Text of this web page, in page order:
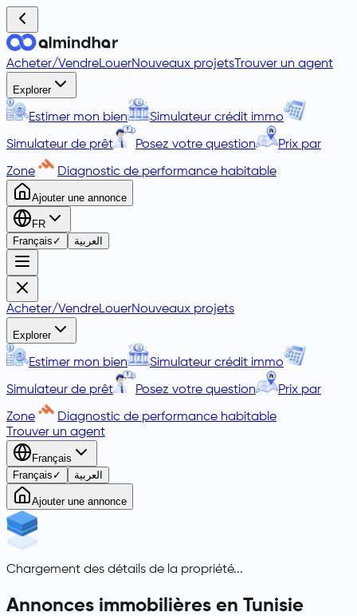
Acheter/VendreLouerNouveaux projets Trouver un agent
Explorer
Estimer mon bien Simulateur crédit immo
Simulateur de prêt Posez votre question Prix par
Zone Diagnostic de performance habitable
Ajouter une annonce
FR
Français ✓ العربية
Acheter/VendreLouerNouveaux projets
Explorer
Estimer mon bien Simulateur crédit immo
Simulateur de prêt Posez votre question Prix par
Zone
Diagnostic de performance habitable
Trouver un agent
Français
Français ✓ العربية
Ajouter une annonce
Chargement des détails de la propriété...
Annonces immobilières en Tunisie